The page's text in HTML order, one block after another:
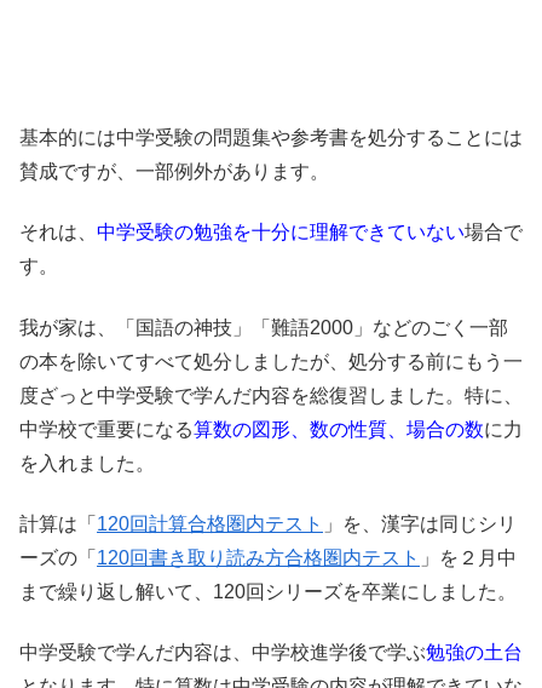
基本的には中学受験の問題集や参考書を処分することには
賛成ですが、一部例外があります。
それは、 中学受験の勉強を十分に理解できていない場合で
す。
我が家は、「国語の神技」「難語2000」などのごく一部
の本を除いてすべて処分しましたが、処分する前にもう一
度ざっと中学受験で学んだ内容を総復習しました。特に、
中学校で重要になる算数の図形、数の性質、場合の数に力
を入れました。
計算は「 120回計算合格圏内テスト 」を、漢字は同じシリ
ーズの「 120回書き取り読み方合格圏内テスト 」を２月中
まで繰り返し解いて、120回シリーズを卒業にしました。
中学受験で学んだ内容は、中学校進学後で学ぶ勉強の土台